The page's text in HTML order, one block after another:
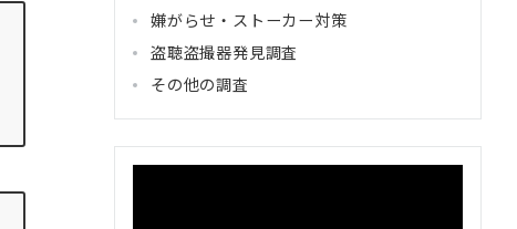
嫌がらせ・ストーカー対策
盗聴盗撮器発見調査
その他の調査